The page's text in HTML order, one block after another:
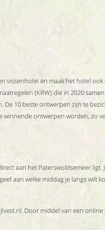
en maak het hotel ook
(KRW) die in 2020
10 beste ontwerpen zijn te
ontwerpen worden, zo
aan het Paterswoldsemeer ligt.
aan welke middag je langs wilt
Door middel van een